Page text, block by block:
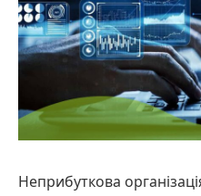
Неприбуткова